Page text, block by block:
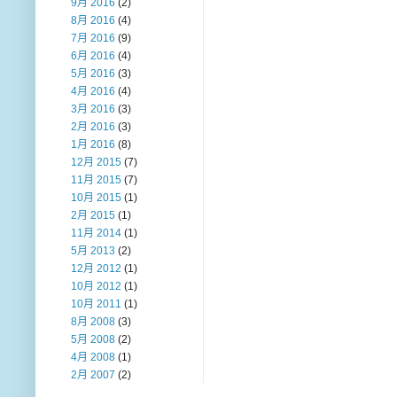
9月 2016 (2)
8月 2016 (4)
7月 2016 (9)
6月 2016 (4)
5月 2016 (3)
4月 2016 (4)
3月 2016 (3)
2月 2016 (3)
1月 2016 (8)
12月 2015 (7)
11月 2015 (7)
10月 2015 (1)
2月 2015 (1)
11月 2014 (1)
5月 2013 (2)
12月 2012 (1)
10月 2012 (1)
10月 2011 (1)
8月 2008 (3)
5月 2008 (2)
4月 2008 (1)
2月 2007 (2)